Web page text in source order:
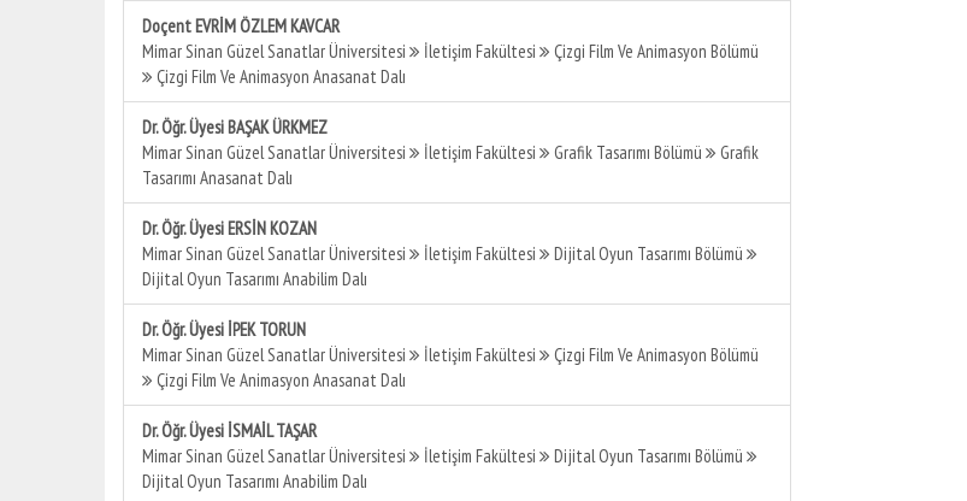
Doçent EVRİM ÖZLEM KAVCAR
Mimar Sinan Güzel Sanatlar Üniversitesi
İletişim Fakültesi
Çizgi Film Ve Animasyon Bölümü
Çizgi Film Ve Animasyon Anasanat Dalı
Dr. Öğr. Üyesi BAŞAK ÜRKMEZ
Mimar Sinan Güzel Sanatlar Üniversitesi
İletişim Fakültesi Grafik Tasarımı Bölümü
Grafik
Tasarımı Anasanat Dalı
Dr. Öğr. Üyesi ERSİN KOZAN
Mimar Sinan Güzel Sanatlar Üniversitesi
İletişim Fakültesi
Dijital Oyun Tasarımı Bölümü
Dijital Oyun Tasarımı Anabilim Dalı
Dr. Öğr. Üyesi İPEK TORUN
Mimar Sinan Güzel Sanatlar Üniversitesi
İletişim Fakültesi
Çizgi Film Ve Animasyon Bölümü
Çizgi Film Ve Animasyon Anasanat Dalı
Dr. Öğr. Üyesi İSMAİL TAŞAR
Mimar Sinan Güzel Sanatlar Üniversitesi
İletişim Fakültesi
Dijital Oyun Tasarımı Bölümü
Dijital Oyun Tasarımı Anabilim Dalı